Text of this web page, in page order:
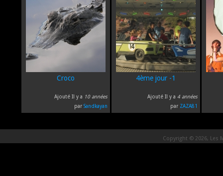
Croco
Ajouté Il y a 10 années
par Sandkayan
4ème jour -1
Ajouté Il y a 4 années
par ZAZA81
Copyright © 2026, Les